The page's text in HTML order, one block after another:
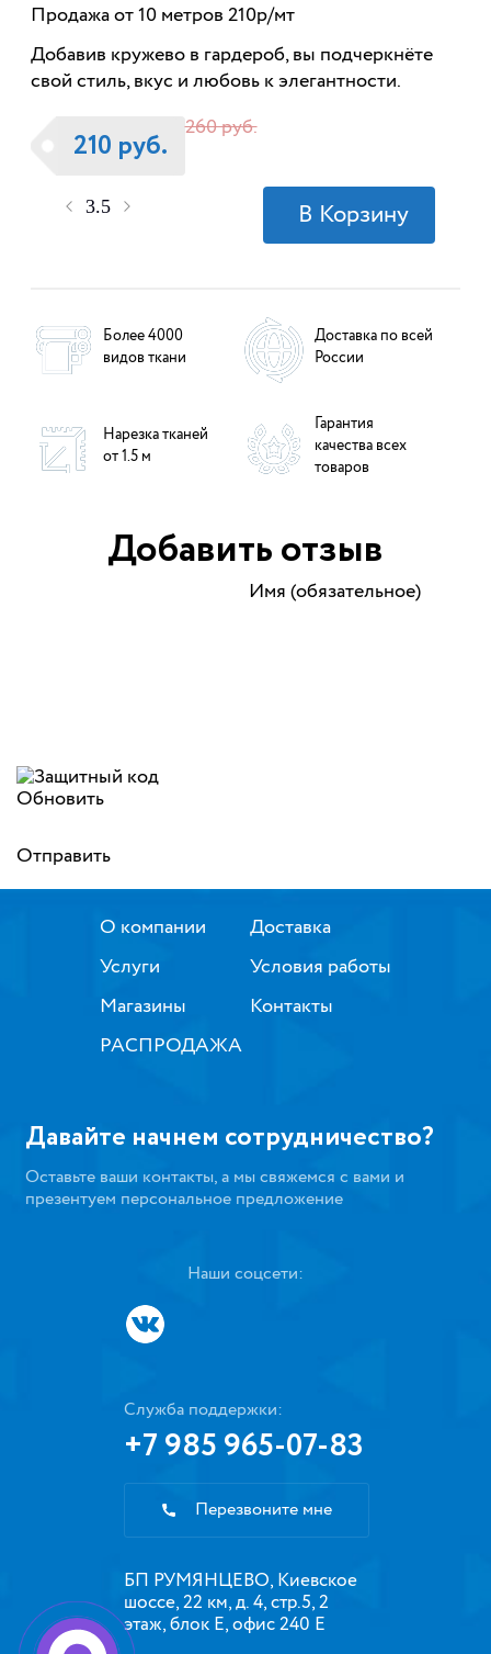
Продажа от 10 метров 210р/мт
Добавив кружево в гардероб, вы подчеркнёте
свой стиль, вкус и любовь к элегантности.
260 руб.
210 руб.
Более 4000
видов ткани
Доставка по всей
России
Нарезка тканей
от 1.5 м
Гарантия
качества всех
товаров
Добавить отзыв
Имя (обязательное)
Обновить
Отправить
О компании
Услуги
Магазины
РАСПРОДАЖА
Доставка
Условия работы
Контакты
Давайте начнем сотрудничество?
Оставьте ваши контакты, а мы свяжемся с вами и
презентуем персональное предложение
Наши соцсети:
Служба поддержки:
+7 985 965-07-83
Перезвоните мне
БП РУМЯНЦЕВО, Киевское
шоссе, 22 км, д. 4, стр.5, 2
этаж, блок Е, офис 240 Е